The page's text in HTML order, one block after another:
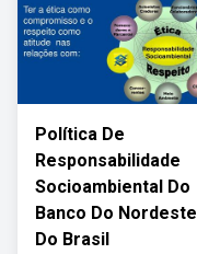
Política De
Responsabilidade
Socioambiental Do
Banco Do Nordeste
Do Brasil